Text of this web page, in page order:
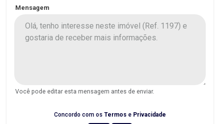
Mensagem
Você pode editar esta mensagem antes de enviar.
Concordo com os Termos e Privacidade